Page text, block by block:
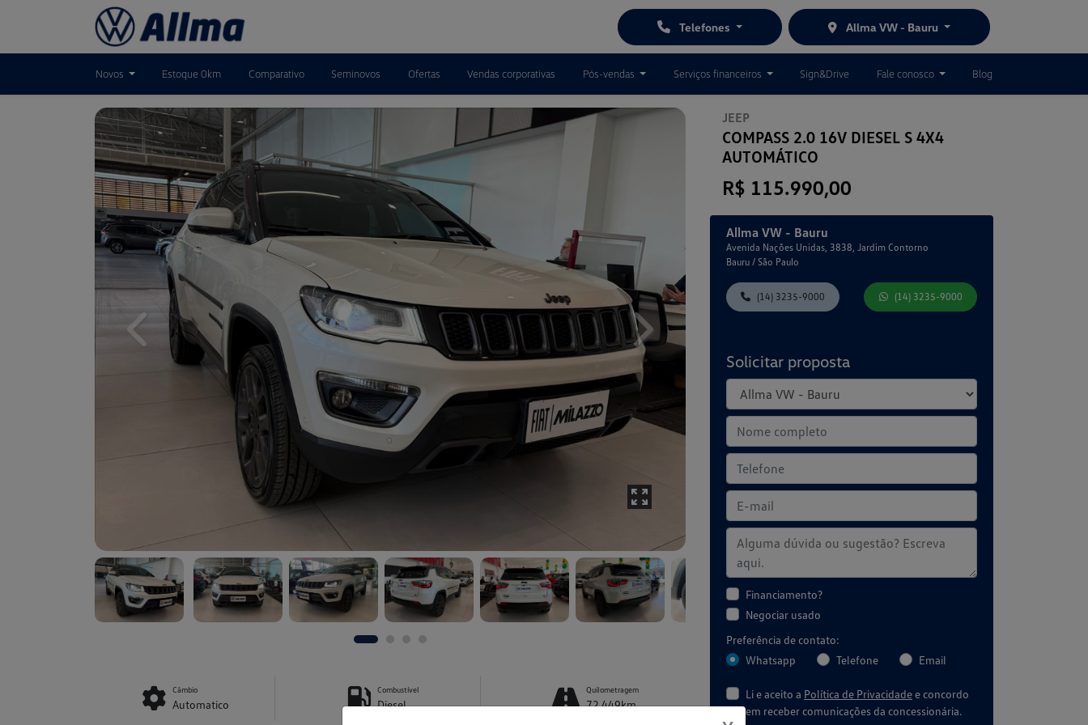
Telefones Allma VW - Bauru
Novos Estoque 0km Comparativo Seminovos Ofertas Vendas corporativas Pós-vendas Serviços financeiros Sign&Drive Fale conosco Blog
JEEP
COMPASS 2.0 16V DIESEL S 4X4
AUTOMÁTICO
R$ 115.990,00
Allma VW - Bauru
Avenida Nações Unidas, 3838, Jardim Contorno
Bauru / São Paulo
(14) 3235-9000 (14) 3235-9000
Solicitar proposta
Financiamento?
Negociar usado
Preferência de contato:
Whatsapp
Telefone Email
Li e aceito a Política de Privacidadee concordo
em receber comunicações da concessionária.
Previous Next
Câmbio
Automatico
Combustível
Diesel
Quilometragem
72.449km